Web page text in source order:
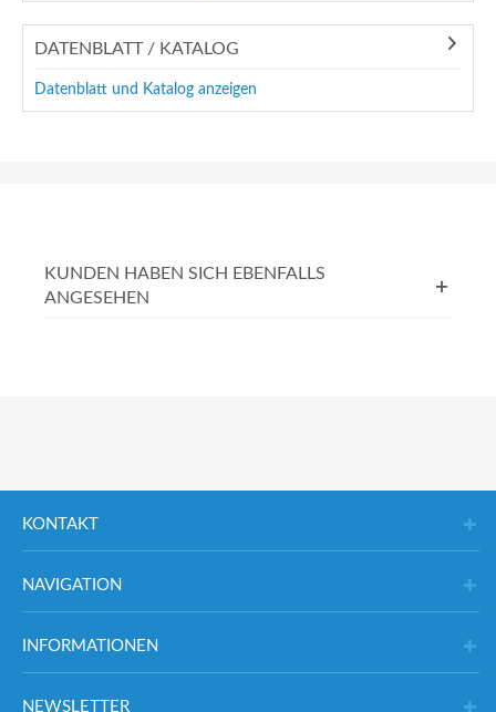
DATENBLATT / KATALOG
Datenblatt und Katalog anzeigen
KUNDEN HABEN SICH EBENFALLS
ANGESEHEN
KONTAKT
NAVIGATION
INFORMATIONEN
NEWSLETTER